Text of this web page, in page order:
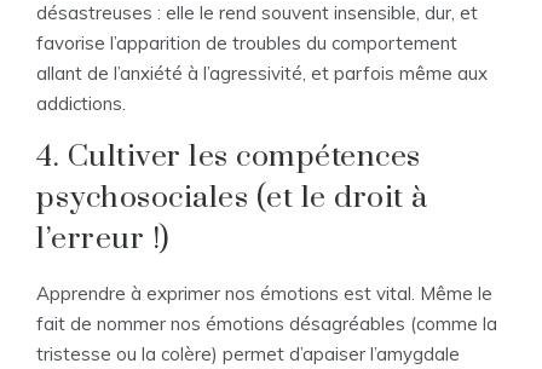
désastreuses : elle le rend souvent insensible, dur, et
favorise l’apparition de troubles du comportement
allant de l’anxiété à l’agressivité, et parfois même aux
addictions.
4. Cultiver les compétences
psychosociales (et le droit à
l’erreur !)
Apprendre à exprimer nos émotions est vital. Même le
fait de nommer nos émotions désagréables (comme la
tristesse ou la colère) permet d’apaiser l’amygdale